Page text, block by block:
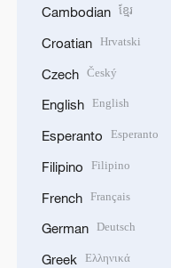
Cambodian ខ្មែរ
Croatian Hrvatski
Czech Český
English English
Esperanto Esperanto
Filipino Filipino
French Français
German Deutsch
Greek Ελληνικά